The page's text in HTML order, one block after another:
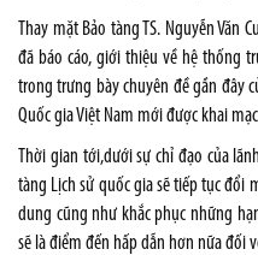
Thay mặt Bảo tàng TS. Nguyễn Văn
đã báo cáo, giới thiệu về hệ thống
trong trưng bày chuyên đề gần đây
Quốc gia Việt Nam mới được khai
Thời gian tới,dưới sự chỉ đạo của
tàng Lịch sử quốc gia sẽ tiếp tục đổi
dung cũng như khắc phục những
sẽ là điểm đến hấp dẫn hơn nữa đối